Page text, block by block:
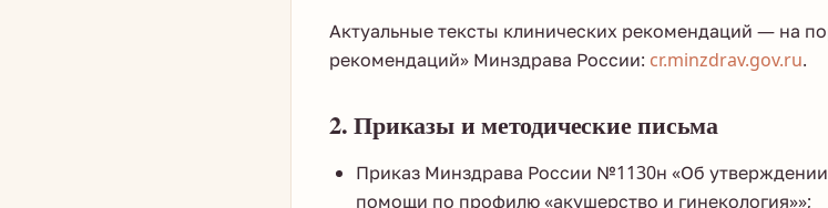
Актуальные тексты клинических рекомендаций — на
рекомендаций» Минздрава России: cr.minzdrav.gov.ru.
2. Приказы и методические письма
Приказ Минздрава России №1130н «Об
помощи по профилю «акушерство и гинекология»»;